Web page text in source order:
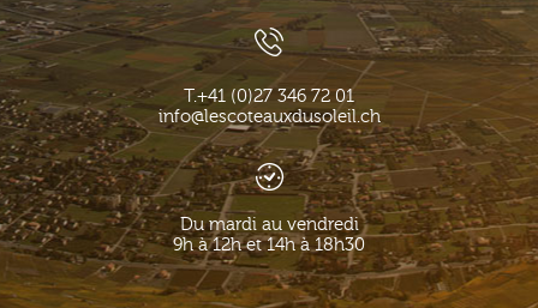
T.+41 (0)27 346 72 01
info@lescoteauxdusoleil.ch
Du mardi au vendredi
9h à 12h et 14h à 18h30